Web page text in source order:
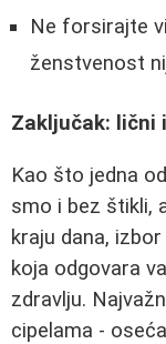
Ne forsirajte
ženstvenost
Zaključak: lični
Kao što jedna
smo i bez štikli,
kraju dana,
koja odgovara
zdravlju.
cipelama -